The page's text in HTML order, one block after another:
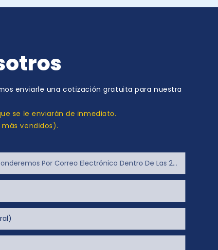
enviarle una cotización gratuita para nuestra
se le enviarán de inmediato.
vendidos).
Por Correo Electrónico Dentro De Las 24 Horas)